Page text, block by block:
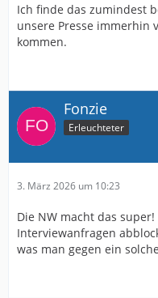
Ich finde das zumindest
unsere Presse immerhin
kommen.
Fonzie
Erleuchteter
3. März 2026 um 10:23
Die NW macht das
Interviewanfragen
was man gegen ein